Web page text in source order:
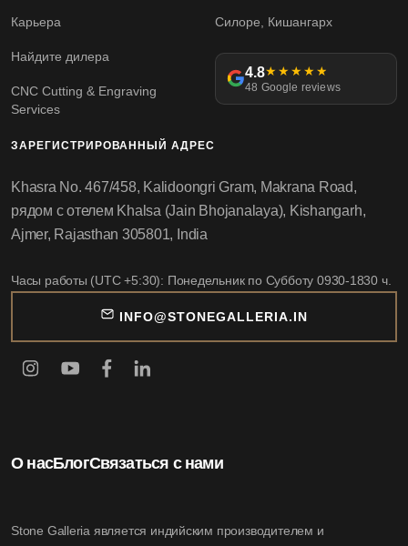
Карьера
Найдите дилера
CNC Cutting & Engraving
Services
Силоре, Кишангарх
4.8★★★★★
48 Google reviews
О насБлогСвязаться с нами
Stone Galleria является индийским производителем и
ЗАРЕГИСТРИРОВАННЫЙ АДРЕС
Khasra No. 467/458, Kalidoongri Gram, Makrana Road,
рядом с отелем Khalsa (Jain Bhojanalaya), Kishangarh,
Ajmer, Rajasthan 305801, India
Часы работы (UTC +5:30): Понедельник по Субботу 0930-1830 ч.
INFO@STONEGALLERIA.IN